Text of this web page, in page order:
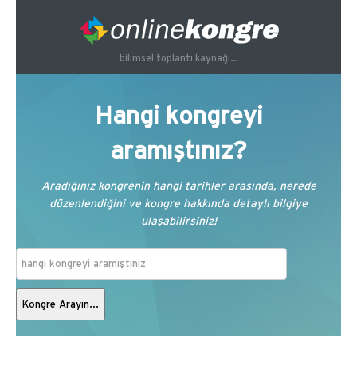
bilimsel toplantı kaynağı...
Hangi kongreyi
aramıştınız?
Aradığınız kongrenin hangi tarihler arasında, nerede
düzenlendiğini ve kongre hakkında detaylı bilgiye
ulaşabilirsiniz!